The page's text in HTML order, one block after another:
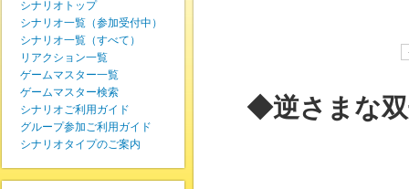
◆逆さまな
シナリオトップ
シナリオ一覧（参加受付中）
シナリオ一覧（すべて）
リアクション一覧
ゲームマスター一覧
ゲームマスター検索
シナリオご利用ガイド
グループ参加ご利用ガイド
シナリオタイプのご案内